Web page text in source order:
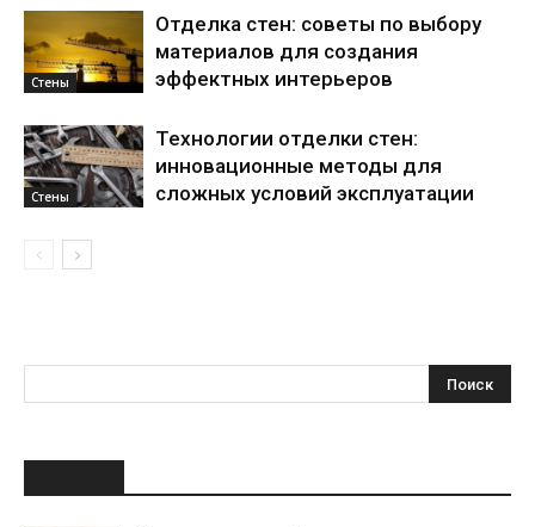
Стены
Отделка стен: советы по выбору
материалов для создания
эффектных интерьеров
Стены
Технологии отделки стен:
инновационные методы для
сложных условий эксплуатации